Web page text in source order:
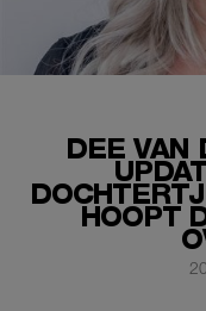
DEE VAN
HOOPT